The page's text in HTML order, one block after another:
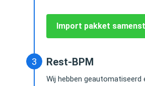
Import pakket
Rest-BPM
Wij hebben geautomatiseerd
Greenberg Traurig, LLP